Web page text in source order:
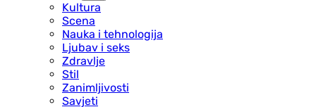
Kultura
Scena
Nauka i tehnologija
Ljubav i seks
Zdravlje
Stil
Zanimljivosti
Savjeti